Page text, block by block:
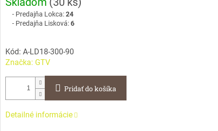
cena:
Predajňa Lokca:24
Predajňa Lisková:6
Kód: A-LD18-300-90
Značka: GTV
Pridať do košíka
Detailné informácie